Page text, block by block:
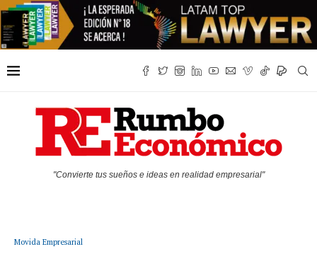
"Convierte tus sueños e ideas en realidad empresarial"
Movida Empresarial